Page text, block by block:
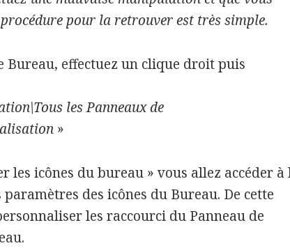
pour la retrouver est très simple.
Bureau, effectuez un clique droit puis
les Panneaux de
»
les icônes du bureau » vous allez accéder à
des icônes du Bureau. De cette
les raccourci du Panneau de